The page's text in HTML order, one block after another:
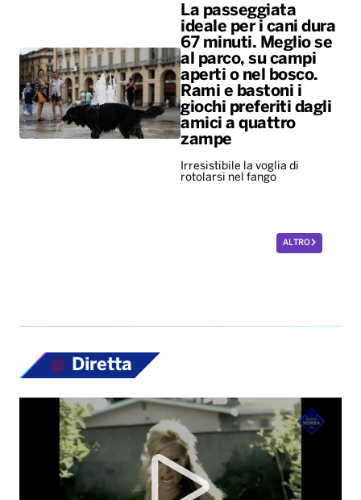
La passeggiata
ideale per i cani dura
67 minuti. Meglio se
al parco, su campi
aperti o nel bosco.
Rami e bastoni i
giochi preferiti dagli
amici a quattro
zampe
Irresistibile la voglia di
rotolarsi nel fango
ALTRO
Diretta